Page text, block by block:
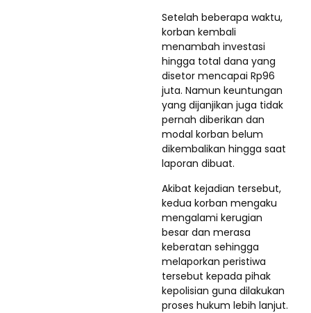
Setelah beberapa waktu,
korban kembali
menambah investasi
hingga total dana yang
disetor mencapai Rp96
juta. Namun keuntungan
yang dijanjikan juga tidak
pernah diberikan dan
modal korban belum
dikembalikan hingga saat
laporan dibuat.
Akibat kejadian tersebut,
kedua korban mengaku
mengalami kerugian
besar dan merasa
keberatan sehingga
melaporkan peristiwa
tersebut kepada pihak
kepolisian guna dilakukan
proses hukum lebih lanjut.